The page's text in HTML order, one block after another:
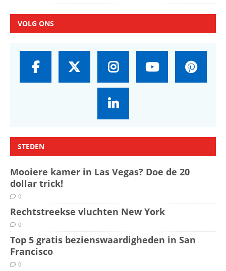
VOLG ONS
STEDEN
Mooiere kamer in Las Vegas? Doe de 20
dollar trick!
0
Rechtstreekse vluchten New York
0
Top 5 gratis bezienswaardigheden in San
Francisco
0